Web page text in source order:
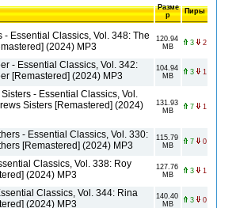
Разме
р
Пиры
- Essential Classics, Vol. 348: The
(2024) MP3
120.94
MB
3 2
- Essential Classics, Vol. 342:
[Remastered] (2024) MP3
104.94
MB
3 1
- Essential Classics, Vol.
Sisters [Remastered] (2024)
131.93
MB
7 1
- Essential Classics, Vol. 330:
[Remastered] (2024) MP3
115.79
MB
7 0
Classics, Vol. 338: Roy
(2024) MP3
127.76
MB
3 1
Classics, Vol. 344: Rina
(2024) MP3
140.40
MB
3 0